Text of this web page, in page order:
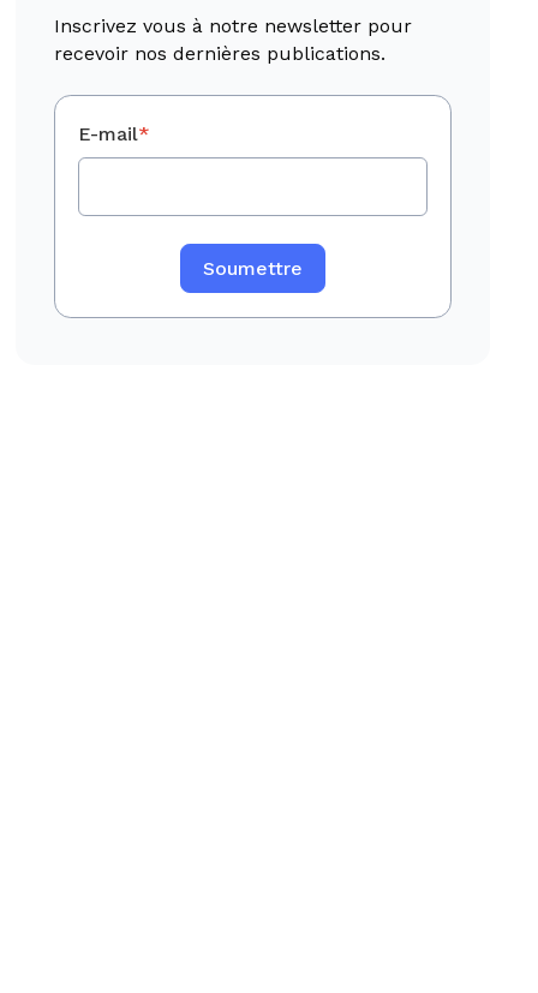
Inscrivez vous à notre newsletter pour
recevoir nos dernières publications.
E-mail*